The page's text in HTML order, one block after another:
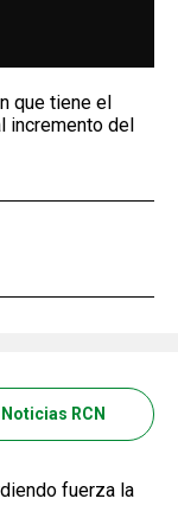
que tiene el
incremento del
RCN
fuerza la